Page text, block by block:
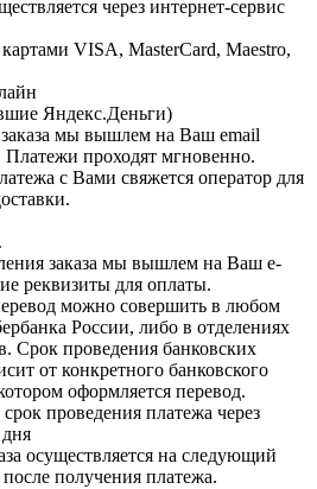
через интернет-сервис
VISA, MasterСard, Maestro,
Яндекс.Деньги)
мы вышлем на Ваш email
проходят мгновенно.
с Вами свяжется оператор для
заказа мы вышлем на Ваш e-
реквизиты для оплаты.
можно совершить в любом
России, либо в отделениях
Срок проведения банковских
от конкретного банковского
оформляется перевод.
проведения платежа через
осуществляется на следующий
получения платежа.